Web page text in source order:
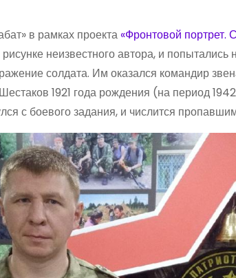
в рамках проекта «Фронтовой портрет.
неизвестного автора, и попытались
солдата. Им оказался командир
1921 года рождения (на период 1942
с боевого задания, и числится